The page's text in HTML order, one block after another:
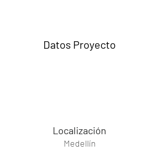
Datos Proyecto
Localización
Medellín